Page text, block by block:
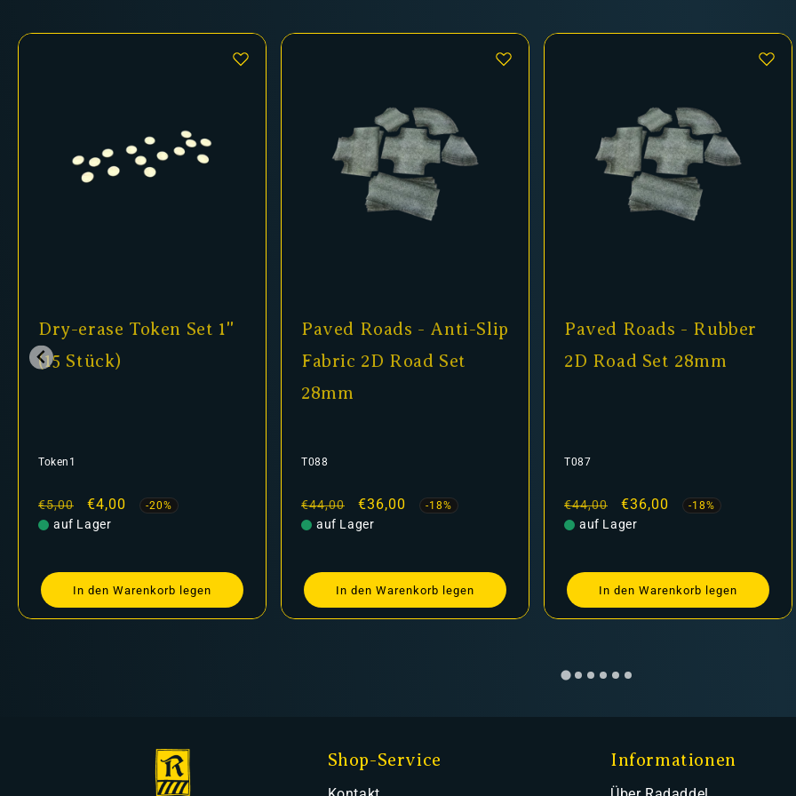
Paved Roads - Anti-Slip
Fabric 2D Road Set
Normaler
Preis
€44,00 Verkaufspreis
€36,00
auf Lager
In den Warenkorb legen
Paved Roads - Rubber
2D Road Set 28mm
Normaler
Preis
€44,00 Verkaufspreis
€36,00
auf Lager
In den Warenkorb legen
Paved Roads - Anti-
Fabric 2D Road Set
Normaler
Preis
€34,00 Verkaufspreis
€27,15
auf Lager
In den Warenkorb legen
Shop-Service Informationen